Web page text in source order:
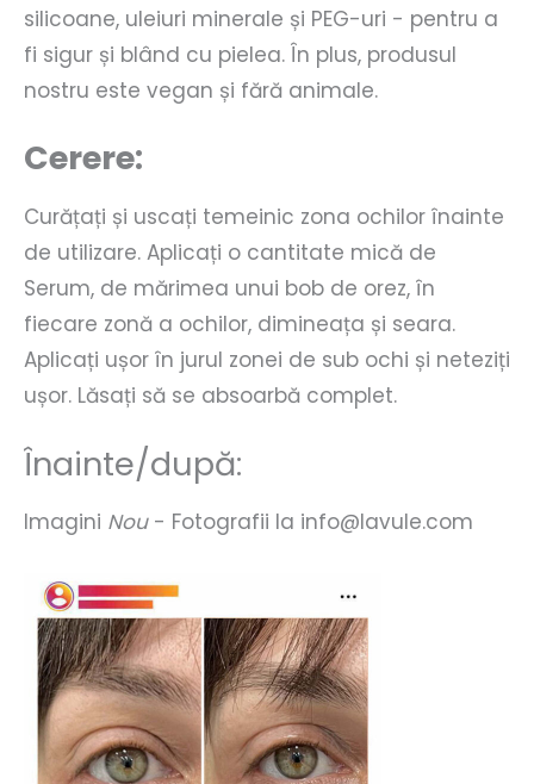
silicoane, uleiuri minerale și PEG-uri - pentru a
fi sigur și blând cu pielea. În plus, produsul
nostru este vegan și fără animale.
Cerere:
Curățați și uscați temeinic zona ochilor înainte
de utilizare. Aplicați o cantitate mică de
Serum, de mărimea unui bob de orez, în
fiecare zonă a ochilor, dimineața și seara.
Aplicați ușor în jurul zonei de sub ochi și neteziți
ușor. Lăsați să se absoarbă complet.
Înainte/după:
Imagini Nou- Fotografii la info@lavule.com